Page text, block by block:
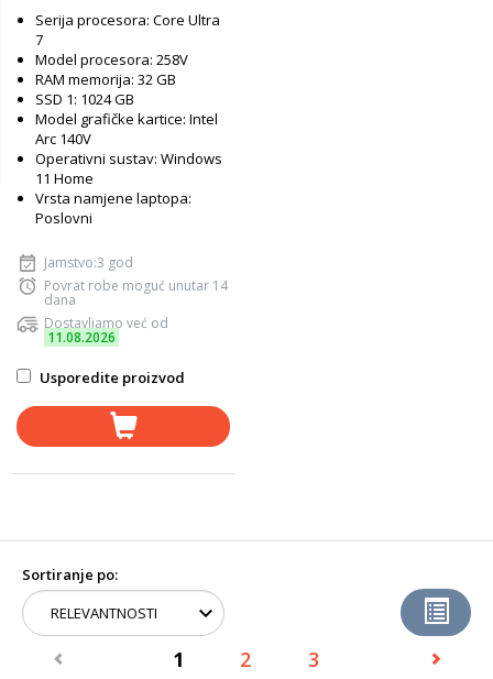
Home, laptop
Serija procesora: Core Ultra
7
Model procesora: 258V
RAM memorija: 32 GB
SSD 1: 1024 GB
Model grafičke kartice: Intel
Arc 140V
Operativni sustav: Windows
11 Home
Vrsta namjene laptopa:
Poslovni
Jamstvo:3 god
Povrat robe moguć unutar 14
dana
Dostavljamo već od
11.08.2026
Usporedite proizvod
Sortiranje po:
1 2 3